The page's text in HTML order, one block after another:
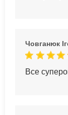
Човганюк
Все